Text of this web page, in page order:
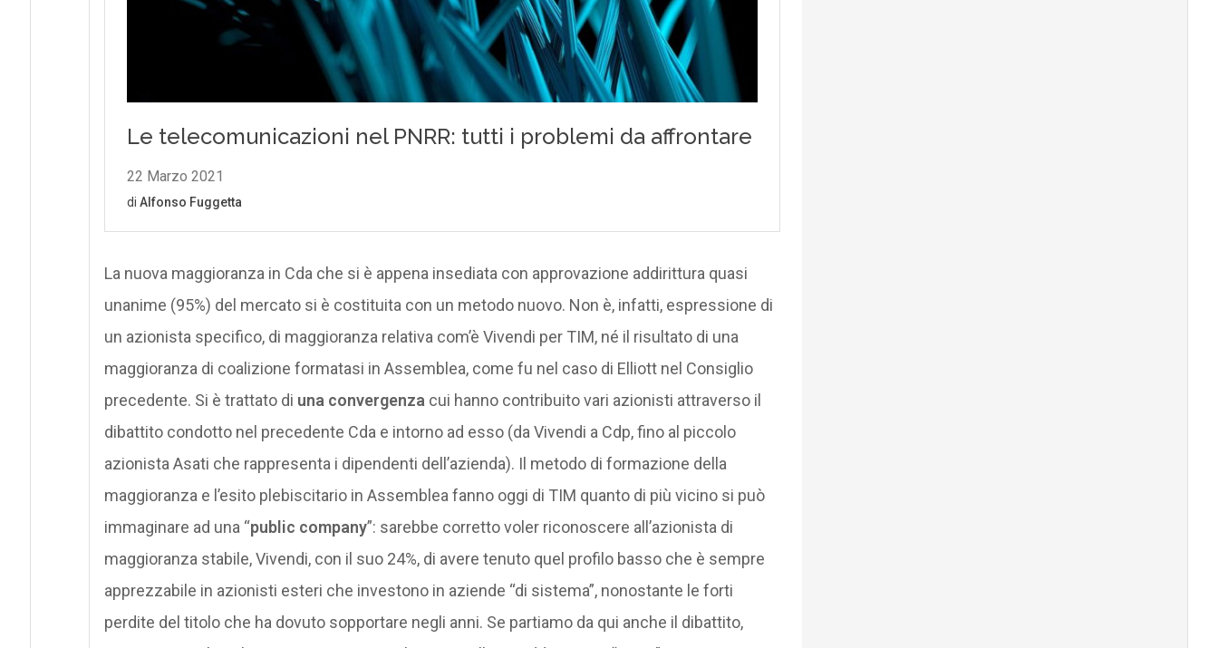
La nuova maggioranza in Cda che si è appena insediata con approvazione addirittura quasi
unanime (95%) del mercato si è costituita con un metodo nuovo. Non è, infatti, espressione di
un azionista specifico, di maggioranza relativa com’è Vivendi per TIM, né il risultato di una
maggioranza di coalizione formatasi in Assemblea, come fu nel caso di Elliott nel Consiglio
precedente. Si è trattato di una convergenza cui hanno contribuito vari azionisti attraverso il
dibattito condotto nel precedente Cda e intorno ad esso (da Vivendi a Cdp, fino al piccolo
azionista Asati che rappresenta i dipendenti dell’azienda). Il metodo di formazione della
maggioranza e l’esito plebiscitario in Assemblea fanno oggi di TIM quanto di più vicino si può
immaginare ad una “public company”: sarebbe corretto voler riconoscere all’azionista di
maggioranza stabile, Vivendi, con il suo 24%, di avere tenuto quel profilo basso che è sempre
apprezzabile in azionisti esteri che investono in aziende “di sistema”, nonostante le forti
perdite del titolo che ha dovuto sopportare negli anni. Se partiamo da qui anche il dibattito,